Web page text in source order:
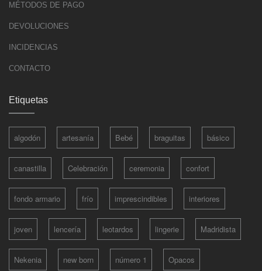
MÉTODOS DE PAGO
DEVOLUCIONES
INCIDENCIAS
CONTACTO
Etiquetas
algodón artesanía Bebé braguitas básico
canastilla Celebración ceremonia confort
fondo armario frío imprescindibles interiores
joven lencería leotardos lingerie Madridista
Nekenia new born número 1 Opacos